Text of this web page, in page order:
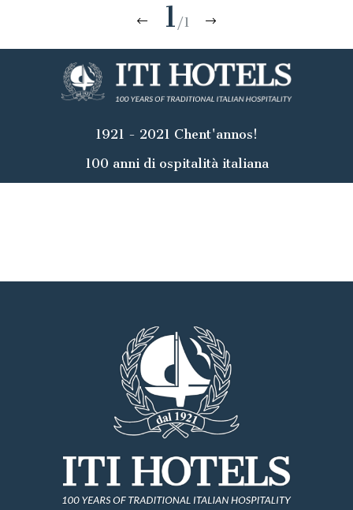
1 /1
1921 - 2021 Chent'annos!
100 anni di ospitalità italiana